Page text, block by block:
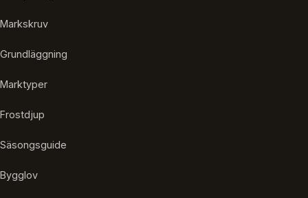
Markskruv
Grundläggning
Marktyper
Frostdjup
Säsongsguide
Bygglov